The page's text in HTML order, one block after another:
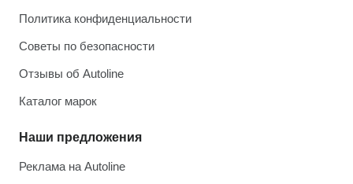
Политика конфиденциальности
Советы по безопасности
Отзывы об Autoline
Каталог марок
Наши предложения
Реклама на Autoline